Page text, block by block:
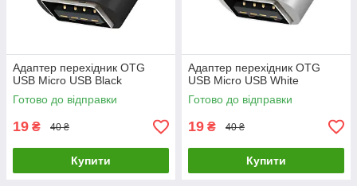
Адаптер перехідник OTG
USB Micro USB Black
Готово до відправки
19 ₴ 40 ₴
Купити
Адаптер перехідник OTG
USB Micro USB White
Готово до відправки
19 ₴ 40 ₴
Купити